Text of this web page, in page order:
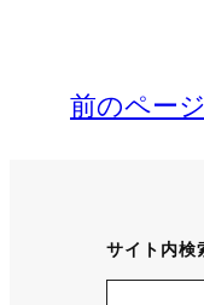
前のページ
サイト内検